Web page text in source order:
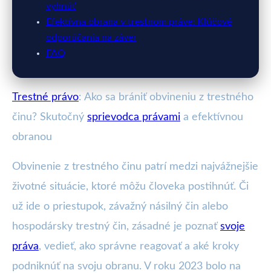
vyhnúť
Efektívna obrana v trestnom práve: Kľúčové
odporúčania na záver
FAQ
Trestné právo: Ako sa brániť obvineniu z trestného
činu? Skutočný sprievodca právami a efektívnou
obranou
Obvinenie z trestného činu patrí medzi najvážnejšie
životné situácie, ktoré môžu človeka postihnúť. Či
už ide o priestupok, závažný násilný čin alebo
hospodársky trestný čin, zásadné je poznať svoje
práva, vedieť, ako správne reagovať a aké kroky
podniknúť na svoju obranu. V roku 2023 bolo na